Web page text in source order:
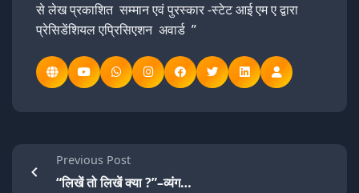
से लेख प्रकाशित सम्मान एवं पुरस्कार -स्टेट आई एम ए द्वारा
प्रेसिडेंशियल एप्रिसिएशन अवार्ड ”
Previous Post
“लिखें तो लिखें क्या ?”–व्यंग…